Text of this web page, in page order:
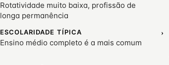
Rotatividade muito baixa, profissão de
longa permanência
ESCOLARIDADE TÍPICA
Ensino médio completo é a mais comum